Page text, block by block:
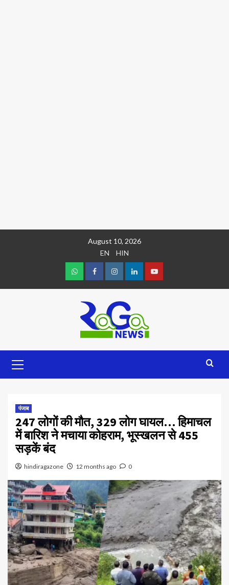
August 10, 2026
EN
HIN
पंजाब
247 लोगों की मौत, 329 लोग घायल… हिमाचल
में बारिश ने मचाया कोहराम, भूस्खलन से 455
सड़कें बंद
hindiragazone 12 months ago 0